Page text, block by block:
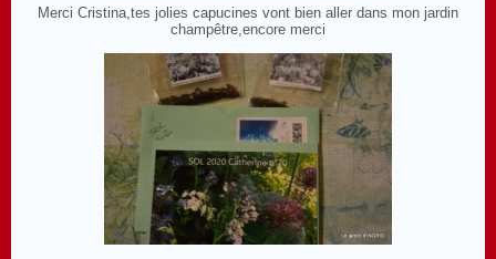
Merci Cristina,tes jolies capucines vont bien aller dans mon jardin
champêtre,encore merci